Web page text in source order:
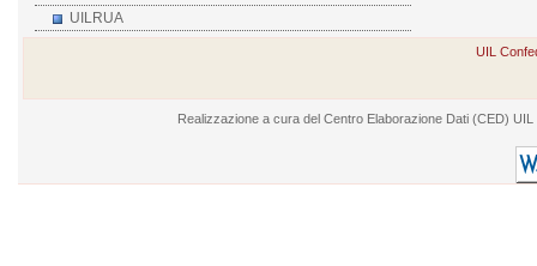
UILRUA
UIL
Realizzazione a cura del Centro Elaborazione Dati (CED)